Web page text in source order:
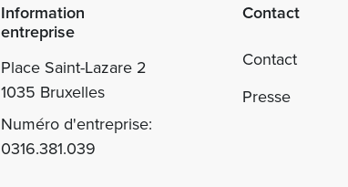
Information
entreprise
Place Saint-Lazare 2
1035 Bruxelles
Numéro d'entreprise:
0316.381.039
Contact
Contact
Presse